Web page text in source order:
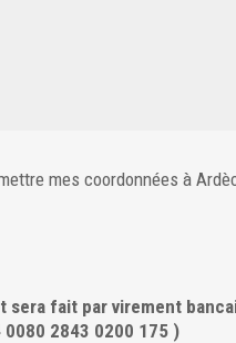
mes coordonnées à
sera fait par virement
0080 2843 0200 175 )